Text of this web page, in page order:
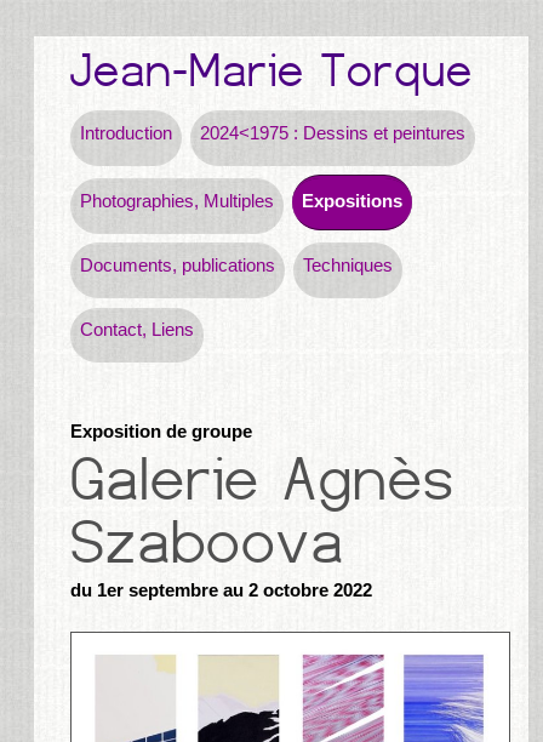
Introduction 2024<1975 : Dessins et peintures
Photographies, Multiples Expositions
Documents, publications Techniques
Contact, Liens
Exposition de groupe
du 1er septembre au 2 octobre 2022